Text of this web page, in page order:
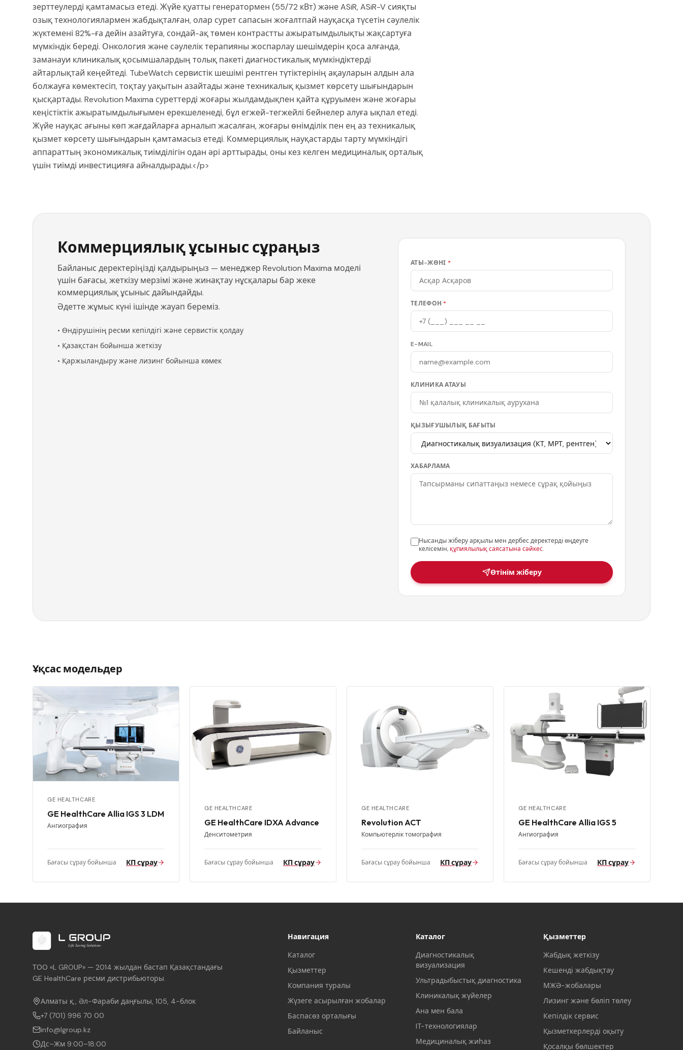
зерттеулерді қамтамасыз етеді. Жүйе қуатты генератормен (55/72 кВт) және ASiR, ASiR-V сияқты
озық технологиялармен жабдықталған, олар сурет сапасын жоғалтпай науқасқа түсетін сәулелік
жүктемені 82%-ға дейін азайтуға, сондай-ақ төмен контрастты ажыратымдылықты жақсартуға
мүмкіндік береді. Онкология және сәулелік терапияны жоспарлау шешімдерін қоса алғанда,
заманауи клиникалық қосымшалардың толық пакеті диагностикалық мүмкіндіктерді
айтарлықтай кеңейтеді. TubeWatch сервистік шешімі рентген түтіктерінің ақауларын алдын ала
болжауға көмектесіп, тоқтау уақытын азайтады және техникалық қызмет көрсету шығындарын
қысқартады. Revolution Maxima суреттерді жоғары жылдамдықпен қайта құруымен және жоғары
кеңістіктік ажыратымдылығымен ерекшеленеді, бұл егжей-тегжейлі бейнелер алуға ықпал етеді.
Жүйе науқас ағыны көп жағдайларға арналып жасалған, жоғары өнімділік пен ең аз техникалық
қызмет көрсету шығындарын қамтамасыз етеді. Коммерциялық науқастарды тарту мүмкіндігі
аппараттың экономикалық тиімділігін одан әрі арттырады, оны кез келген медициналық орталық
үшін тиімді инвестицияға айналдырады.</p>
Коммерциялық ұсыныс сұраңыз
Байланыс деректеріңізді қалдырыңыз — менеджер Revolution Maxima моделі
үшін бағасы, жеткізу мерзімі және жинақтау нұсқалары бар жеке
коммерциялық ұсыныс дайындайды.
Әдетте жұмыс күні ішінде жауап береміз.
• Өндірушінің ресми кепілдігі және сервистік қолдау
• Қазақстан бойынша жеткізу
• Қаржыландыру және лизинг бойынша көмек
АТЫ-ЖӨНІ *
ТЕЛЕФОН *
E-MAIL
КЛИНИКА АТАУЫ
ҚЫЗЫҒУШЫЛЫҚ БАҒЫТЫ
ХАБАРЛАМА
Нысанды жіберу арқылы мен дербес деректерді өңдеуге
келісемін, құпиялылық саясатына сәйкес.
Өтінім жіберу
Ұқсас модельдер
GE HEALTHCARE
GE HealthCare Allia IGS 3 LDM
Ангиография
Бағасы сұрау бойынша КП сұрау
GE HEALTHCARE
GE HealthCare IDXA Advance
Денситометрия
Бағасы сұрау бойынша КП сұрау
GE HEALTHCARE
Revolution ACT
Компьютерлік томография
Бағасы сұрау бойынша КП сұрау
GE HEALTHCARE
GE HealthCare Allia IGS 5
Ангиография
Бағасы сұрау бойынша КП сұрау
ТОО «L GROUP» — 2014 жылдан бастап Қазақстандағы
GE HealthCare ресми дистрибьюторы.
Алматы қ., Әл-Фараби даңғылы, 105, 4-блок
+7 (701) 996 70 00
info@lgroup.kz
Дс–Жм 9:00–18:00
Навигация
Каталог
Қызметтер
Компания туралы
Жүзеге асырылған жобалар
Баспасөз орталығы
Байланыс
Каталог
Диагностикалық
визуализация
Ультрадыбыстық диагностика
Клиникалық жүйелер
Ана мен бала
IT-технологиялар
Медициналық жиһаз
Қызметтер
Жабдық жеткізу
Кешенді жабдықтау
МЖӘ-жобалары
Лизинг және бөліп төлеу
Кепілдік сервис
Қызметкерлерді оқыту
Қосалқы бөлшектер